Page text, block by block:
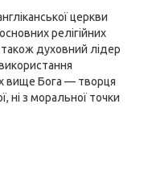
церкви
релігійних
духовний лідер
вище Бога — творця
ні з моральної точки